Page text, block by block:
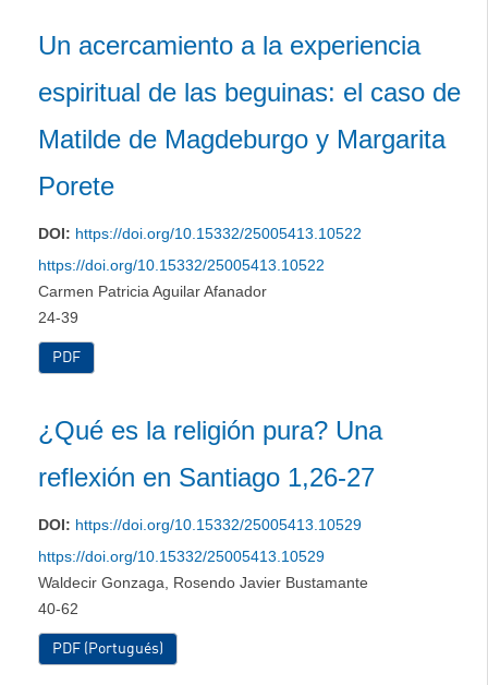
Un acercamiento a la experiencia
espiritual de las beguinas: el caso de
Matilde de Magdeburgo y Margarita
Porete
DOI: https://doi.org/10.15332/25005413.10522
https://doi.org/10.15332/25005413.10522
Carmen Patricia Aguilar Afanador
24-39
PDF
¿Qué es la religión pura? Una
reflexión en Santiago 1,26-27
DOI: https://doi.org/10.15332/25005413.10529
https://doi.org/10.15332/25005413.10529
Waldecir Gonzaga, Rosendo Javier Bustamante
40-62
PDF (Portugués)